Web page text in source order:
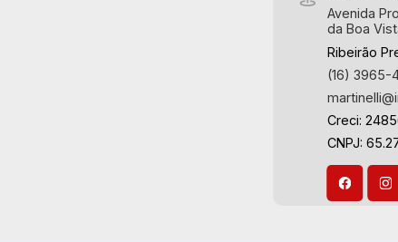
Avenida
da Boa
Ribeirão
(16) 3965-
Creci:
CNPJ: